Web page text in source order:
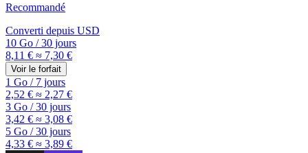
Recommandé
Converti depuis USD
10 Go /30 jours
8,11 € ≈ 7,30 €
Voir le forfait
1 Go /7 jours
2,52 € ≈ 2,27 €
3 Go /30 jours
3,42 € ≈ 3,08 €
5 Go /30 jours
4,33 € ≈ 3,89 €